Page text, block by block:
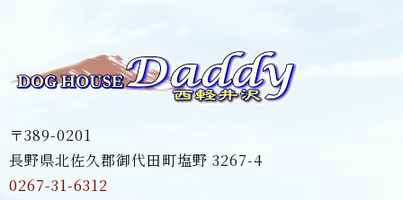
〒389-0201
長野県北佐久郡御代田町塩野 3267-4
0267-31-6312